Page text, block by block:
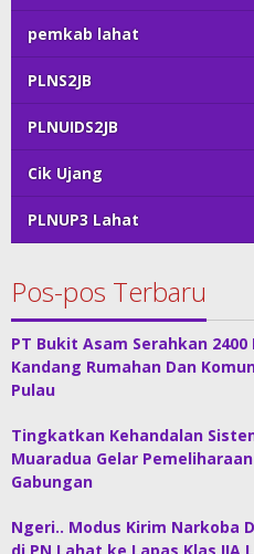
pemkab lahat
PLNS2JB
PLNUIDS2JB
Cik Ujang
PLNUP3 Lahat
Pos-pos Terbaru
PT Bukit Asam Serahkan
Kandang Rumahan Dan
Pulau
Tingkatkan Kehandalan
Muaradua Gelar
Gabungan
Ngeri.. Modus Kirim Narkoba